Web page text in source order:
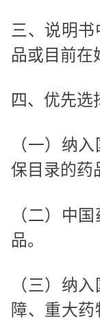
三、说明
品或目前在
四、优先选
（一）纳
保目录的药
（二）中
品。
（三）纳
障、重大